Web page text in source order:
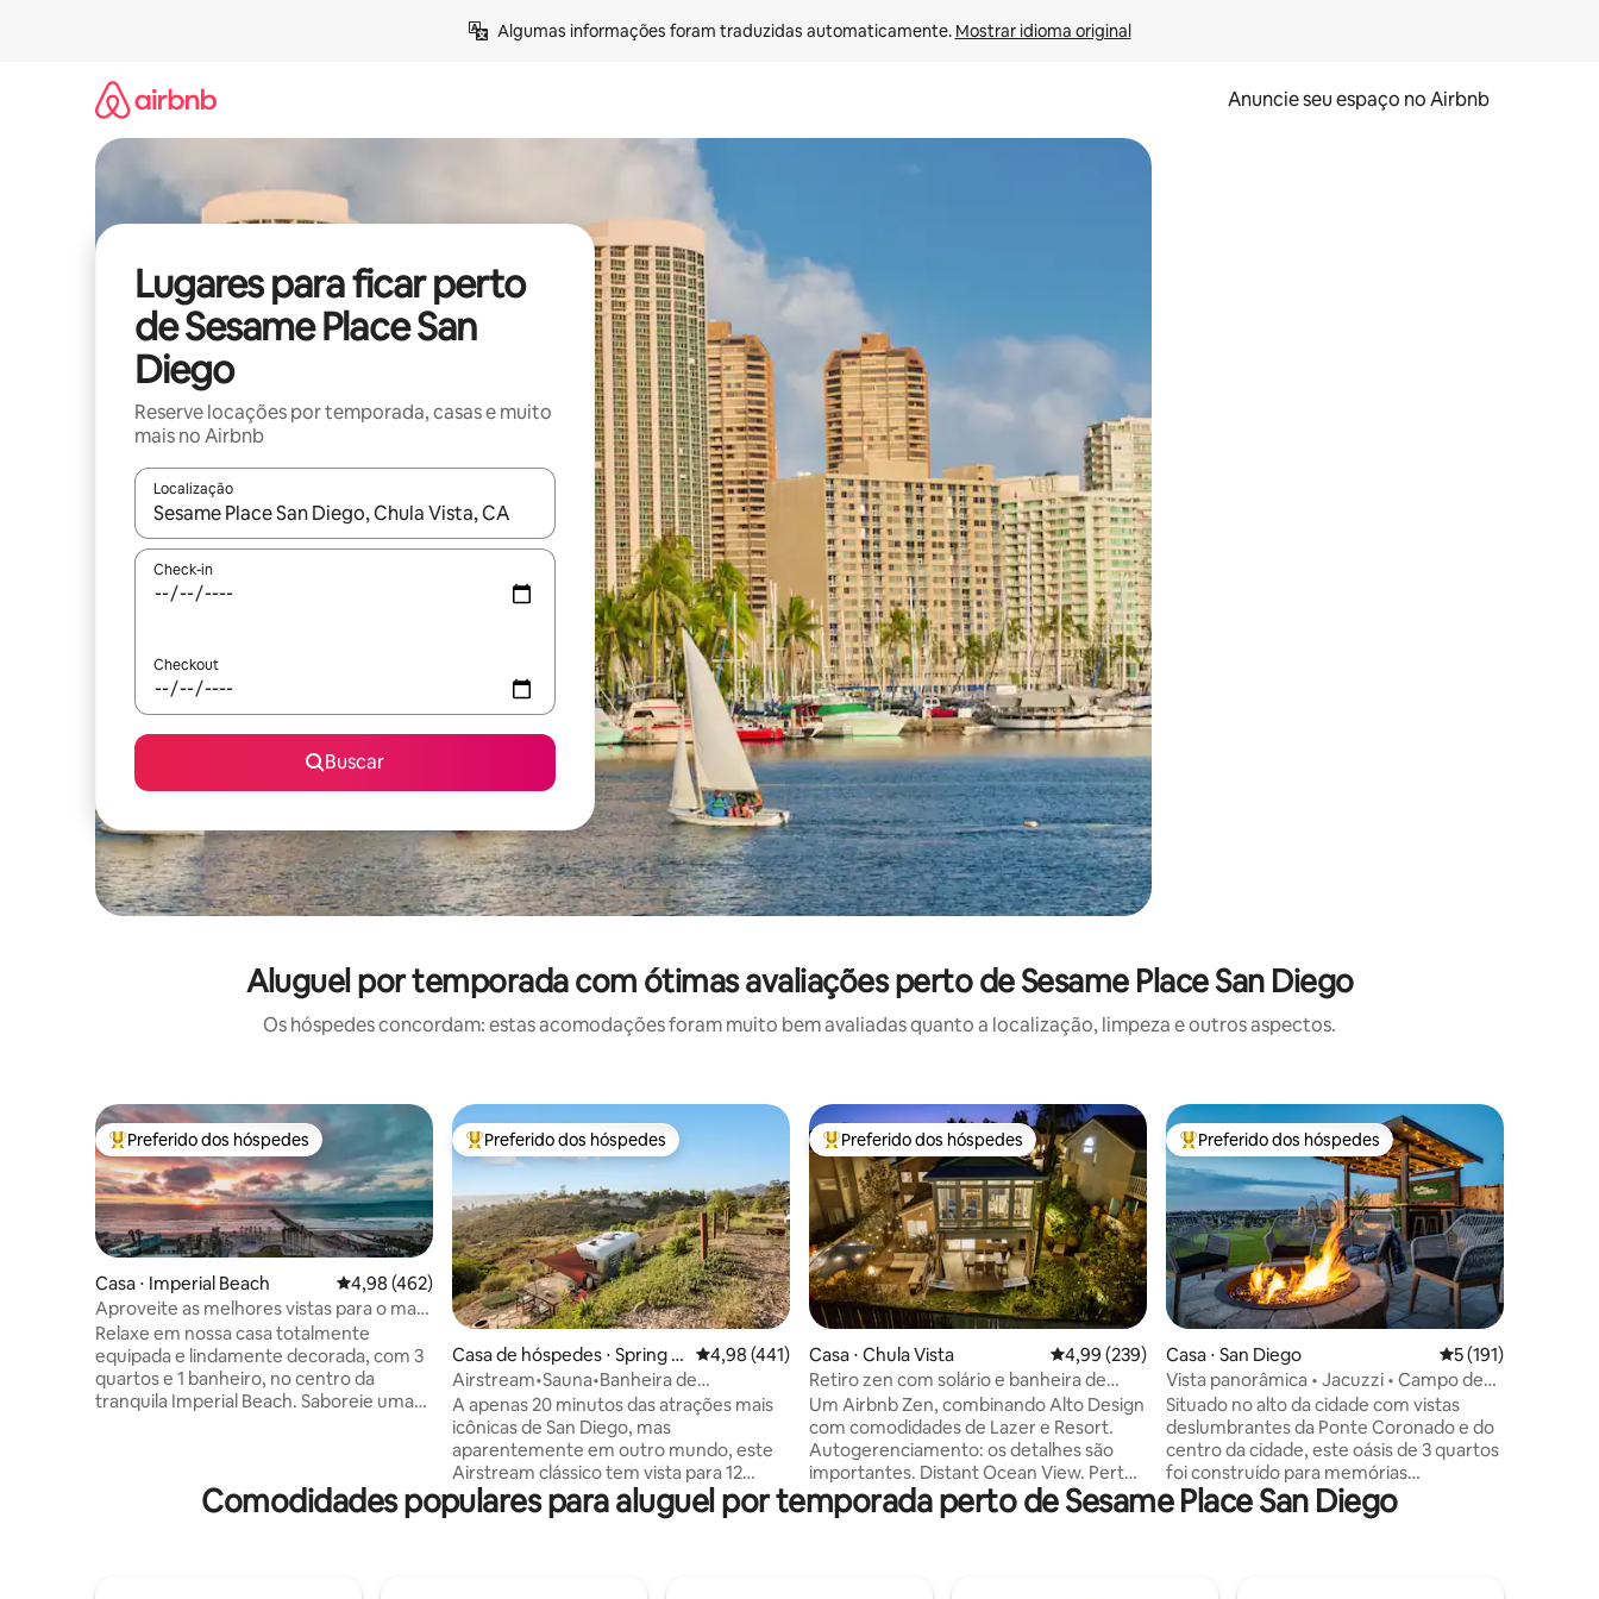
Algumas informações foram traduzidas automaticamente. Mostrar idioma original
Anuncie seu espaço no Airbnb
Lugares para ficar perto
de Sesame Place San
Diego
Reserve locações por temporada, casas e muito
mais no Airbnb
Localização
Quando os resultados estiverem disponíveis, explore-os usando as seta para cima e para baixo do teclado ou tocando e deslizando o dedo na tela.
Check-in
Checkout
Buscar
Aluguel por temporada com ótimas avaliações perto de Sesame Place San Diego
Os hóspedes concordam: estas acomodações foram muito bem avaliadas quanto a localização, limpeza e outros aspectos.
Entre os melhores preferidos dos hóspedes
Preferido dos hóspedes
Casa ⋅ Imperial Beach 4,98 de uma avaliação média de 5, 462 avaliações
4,98 (462)
Aproveite as melhores vistas para o mar
e o pôr do sol em uma casa à beira-mar
Relaxe em nossa casa totalmente
equipada e lindamente decorada, com 3
quartos e 1 banheiro, no centro da
tranquila Imperial Beach. Saboreie uma
gourmet na cozinha sofisticada e
contemporânea ou caminhe até
Entre os melhores preferidos dos hóspedes
Preferido dos hóspedes
Casa de hóspedes ⋅ Spring V
alley
4,98 de uma avaliação média de 5, 441 avaliações
4,98 (441)
Airstream•Sauna•Banheira de
imersão•Vistas•Lareira + Zoológico
adicional
A apenas 20 minutos das atrações mais
icônicas de San Diego, mas
aparentemente em outro mundo, este
Airstream clássico tem vista para 12
hectares de chaparral nativo da
Califórnia, sálvia selvagem e pimenteiras
Entre os melhores preferidos dos hóspedes
Preferido dos hóspedes
Casa ⋅ Chula Vista 4,99 de uma avaliação média de 5, 239 avaliações
4,99 (239)
Retiro zen com solário e banheira de
hidromassagem
Um Airbnb Zen, combinando Alto Design
com comodidades de Lazer e Resort.
Autogerenciamento: os detalhes são
importantes. Distant Ocean View. Perto
de pontos turísticos de SD; dentro de um
bairro tranquilo cercado por desfiladeiros
Entre os melhores preferidos dos hóspedes
Preferido dos hóspedes
Casa ⋅ San Diego 5 de uma avaliação
5 (191)
Vista panorâmica • Jacuzzi • Campo de
golfe + fogueira
Situado no alto da cidade com vistas
deslumbrantes da Ponte Coronado e do
centro da cidade, este oásis de 3 quartos
foi construído para memórias
inesquecíveis. A Casa La Vista é um
refúgio deslumbrante no topo da colina
Comodidades populares para aluguel por temporada perto de Sesame Place San Diego